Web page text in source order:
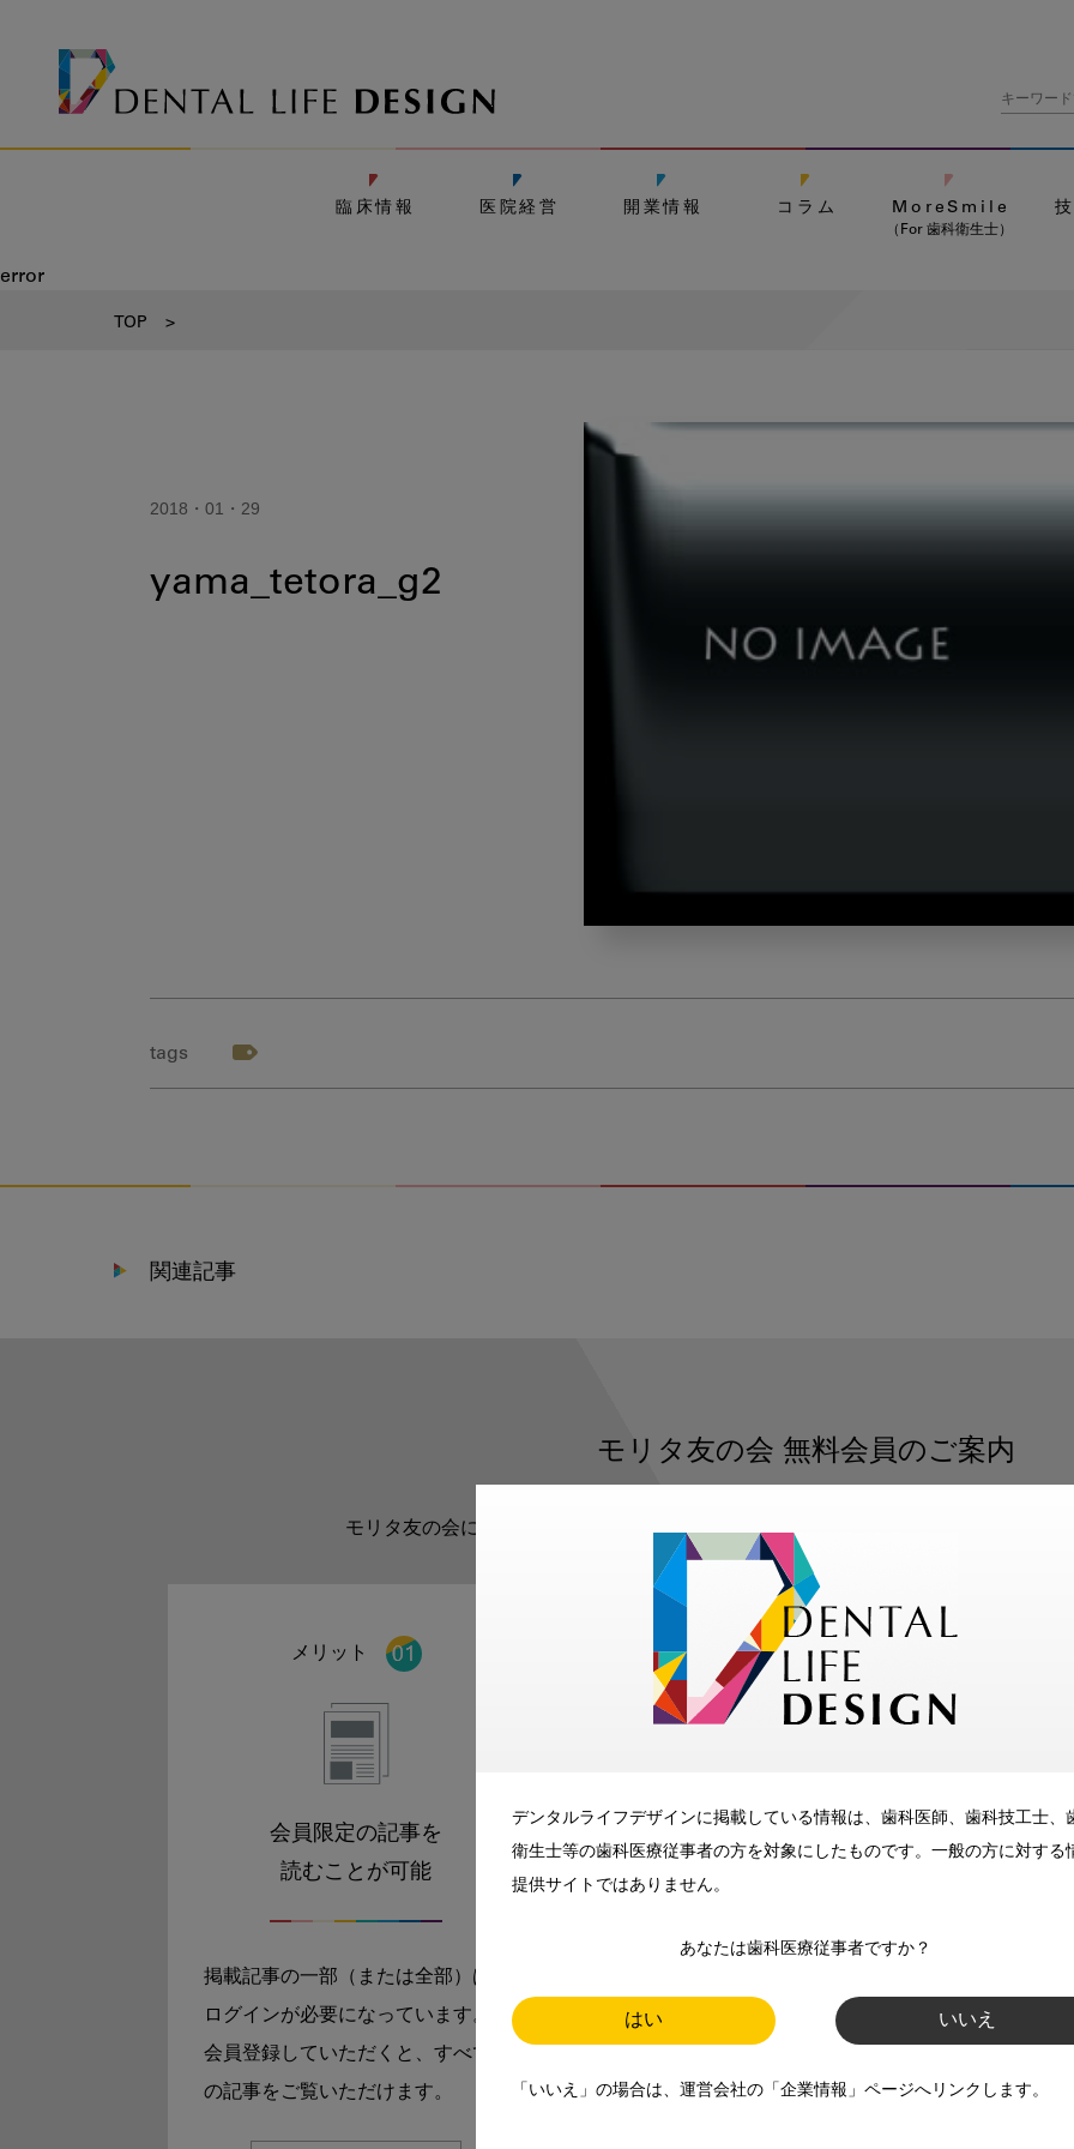
デンタルライフデザインに掲載している情報は、歯科医師、歯科技工士、
衛生士等の歯科医療従事者の方を対象にしたものです。一般の方に対する
提供サイトではありません。
あなたは歯科医療従事者ですか？
はい いいえ
「いいえ」の場合は、運営会社の「企業情報」ページへリンクします。
臨床情報 医院経営 開業情報 コラム MoreSmile
（For 歯科衛生士）
error
TOP >
2018・01・29
yama_tetora_g2
tags
関連記事
モリタ友の会 無料会員のご案内
モリタ友の会に登録いただくと、デンタルライフデザインをもっと便利にご利用い
メリット
会員限定の記事を
読むことが可能
掲載記事の一部（または全部）は
ログインが必要になっています。
会員登録していただくと、すべて
の記事をご覧いただけます。
メリット
メールマガジンでお届け
師、歯科衛生士、歯科技工士）に
お届けします。